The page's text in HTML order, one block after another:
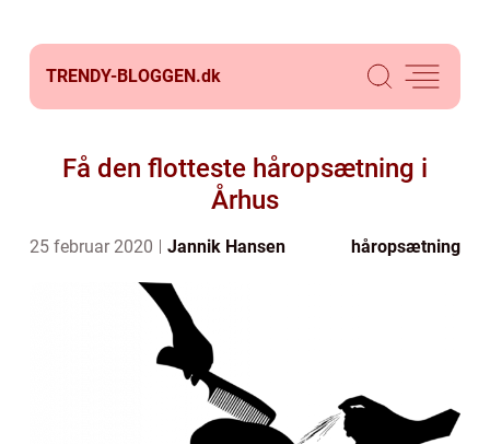
TRENDY-BLOGGEN.dk
Få den flotteste håropsætning i
Århus
25 februar 2020 Jannik Hansen håropsætning